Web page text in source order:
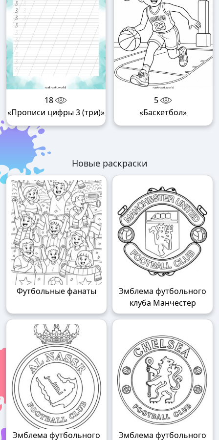
18
«Прописи цифры 3 (три)»
5
«Баскетбол»
Новые раскраски
Футбольные фанаты
Эмблема футбольного
клуба Манчестер
Эмблема футбольного
Эмблема футбольного